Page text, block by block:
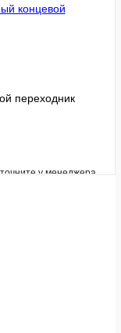
переходник
у менеджера